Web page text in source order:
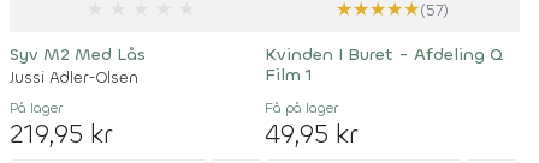
Syv M2 Med Lås
Jussi Adler-Olsen
På lager
219,95 kr
★★★★★(57)
Kvinden I Buret - Afdeling Q
Film 1
Få på lager
49,95 kr